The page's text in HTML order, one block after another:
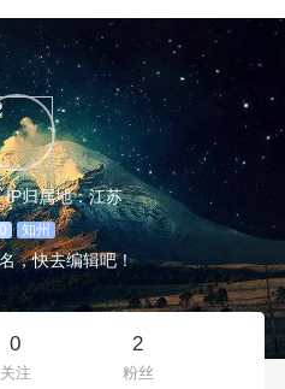
IP归属地：江苏
知州
，快去编辑吧！
0
关注
2
粉丝